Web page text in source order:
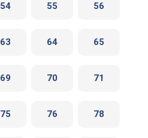
54 55 56
63 64 65
69 70 71
75 76 78